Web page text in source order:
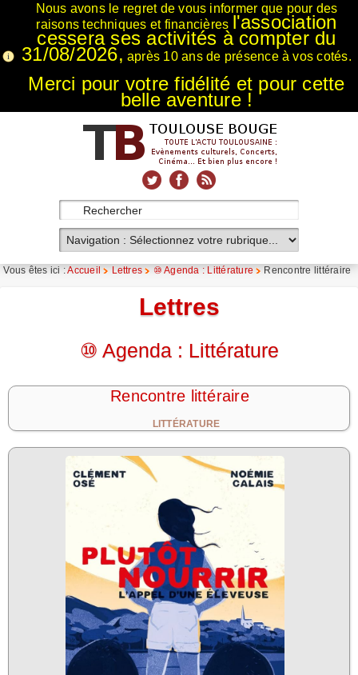
Nous avons le regret de vous informer que pour des
raisons techniques et financières l'association
cessera ses activités à compter du
31/08/2026, après 10 ans de présence à vos cotés.
Merci pour votre fidélité et pour cette
belle aventure !
Vous êtes ici :Accueil Lettres ⑩ Agenda : Littérature Rencontre littéraire
Lettres
⑩ Agenda : Littérature
Rencontre littéraire
LITTÉRATURE